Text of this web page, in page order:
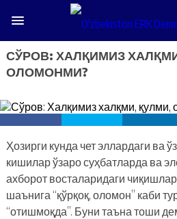
СЎРОВ: ХАЛҚИМИЗ
ОЛОМОНМИ?
Ҳозирги кунда чет эллардаги ва
кишилар ўзаро суҳбатларда ва
ахборот восталаридаги
шаънига “қўрқоқ, оломон” каби
“отишмоқда”. Буни таъна тоши